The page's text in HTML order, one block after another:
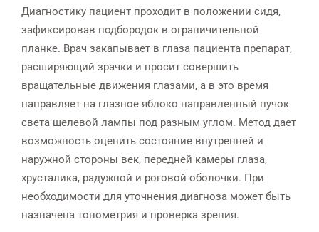
Диагностику пациент проходит в положении сидя,
зафиксировав подбородок в ограничительной
планке. Врач закапывает в глаза пациента препарат,
расширяющий зрачки и просит совершить
вращательные движения глазами, а в это время
направляет на глазное яблоко направленный пучок
света щелевой лампы под разным углом. Метод дает
возможность оценить состояние внутренней и
наружной стороны век, передней камеры глаза,
хрусталика, радужной и роговой оболочки. При
необходимости для уточнения диагноза может быть
назначена тонометрия и проверка зрения.